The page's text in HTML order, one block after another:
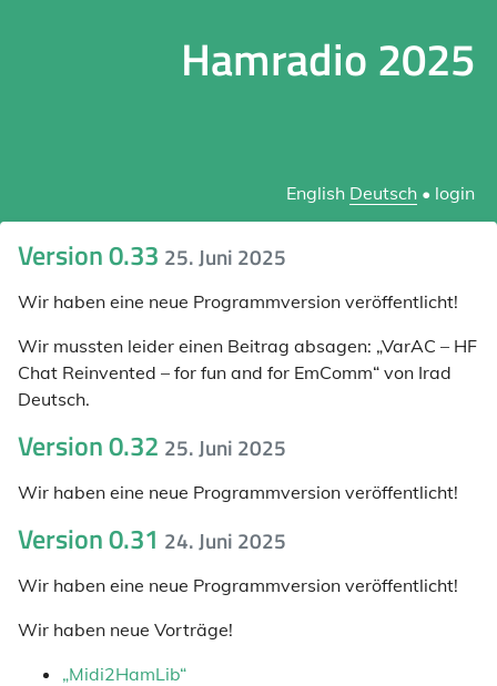
Hamradio 2025
English Deutsch • login
Version 0.33 25. Juni 2025
Wir haben eine neue Programmversion veröffentlicht!
Wir mussten leider einen Beitrag absagen: „VarAC – HF
Chat Reinvented – for fun and for EmComm“ von Irad
Deutsch.
Version 0.32 25. Juni 2025
Wir haben eine neue Programmversion veröffentlicht!
Version 0.31 24. Juni 2025
Wir haben eine neue Programmversion veröffentlicht!
Wir haben neue Vorträge!
„Midi2HamLib“